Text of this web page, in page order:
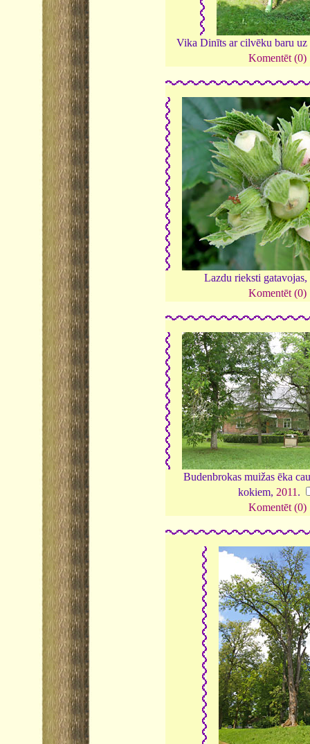
Vika Dinīts ar cilvēku baru
Komentēt (0)
Lazdu rieksti gatavojas,
Komentēt (0)
Budenbrokas muižas ēka
kokiem, 2011 .
Komentēt (0)